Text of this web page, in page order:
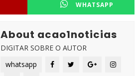
WHATSAPP
About acao1noticias
DIGITAR SOBRE O AUTOR
whatsapp